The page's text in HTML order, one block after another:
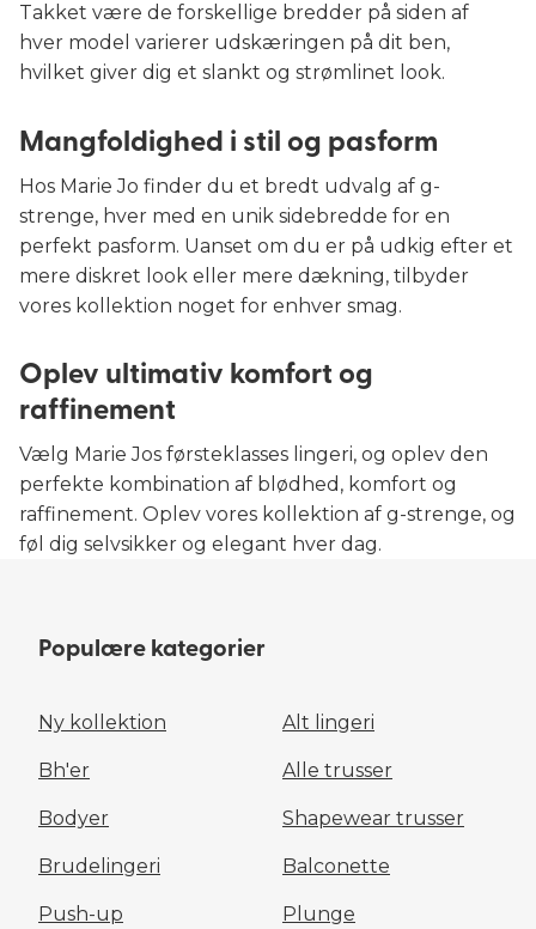
Takket være de forskellige bredder på siden af
hver model varierer udskæringen på dit ben,
hvilket giver dig et slankt og strømlinet look.
Mangfoldighed i stil og pasform
Hos Marie Jo finder du et bredt udvalg af g-
strenge, hver med en unik sidebredde for en
perfekt pasform. Uanset om du er på udkig efter et
mere diskret look eller mere dækning, tilbyder
vores kollektion noget for enhver smag.
Oplev ultimativ komfort og
raffinement
Vælg Marie Jos førsteklasses lingeri, og oplev den
perfekte kombination af blødhed, komfort og
raffinement. Oplev vores kollektion af g-strenge, og
føl dig selvsikker og elegant hver dag.
Populære kategorier
Ny kollektion Alt lingeri
Bh'er Alle trusser
Bodyer Shapewear trusser
Brudelingeri Balconette
Push-up Plunge